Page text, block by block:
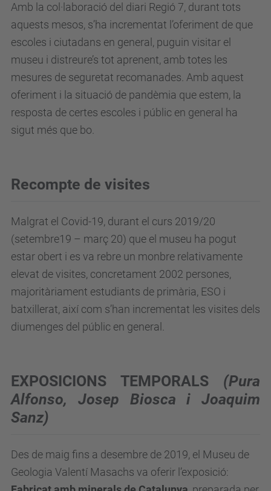
Amb la col·laboració del diari Regió 7, durant tots
aquests mesos, s’ha incrementat l’oferiment de que
escoles i ciutadans en general, puguin visitar el
museu i distreure’s tot aprenent, amb totes les
mesures de seguretat recomanades. Amb aquest
oferiment i la situació de pandèmia que estem, la
resposta de certes escoles i públic en general ha
sigut més que bo.
Recompte de visites
Malgrat el Covid-19, durant el curs 2019/20
(setembre19 – març 20) que el museu ha pogut
estar obert i es va rebre un monbre relativamente
elevat de visites, concretament 2002 persones,
majoritàriament estudiants de primària, ESO i
batxillerat, així com s’han incrementat les visites dels
diumenges del públic en general.
EXPOSICIONS TEMPORALS
(Pura
Alfonso, Josep Biosca i Joaquim
Sanz)
Des de maig fins a desembre de 2019, el Museu de
Geologia Valentí Masachs va oferir l’exposició: